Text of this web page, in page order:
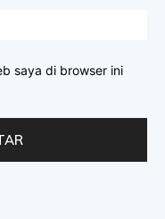
saya di browser ini